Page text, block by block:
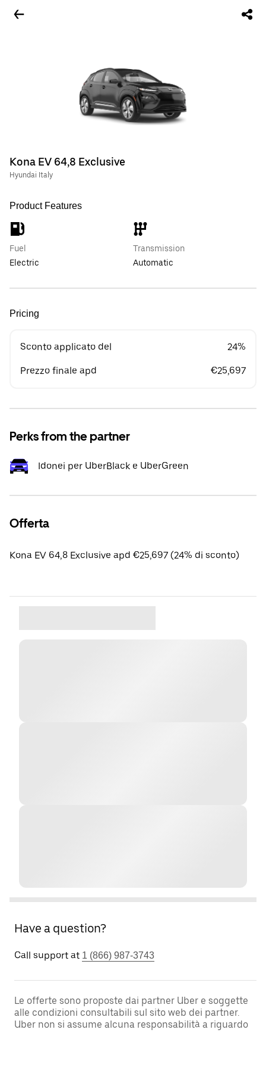
Kona EV 64,8 Exclusive
Hyundai Italy
Product Features
Fuel
Electric
Transmission
Automatic
Pricing
Sconto applicato del 24%
Prezzo finale apd €25,697
Perks from the partner
Idonei per UberBlack e UberGreen
Offerta
Kona EV 64,8 Exclusive apd €25,697 (24% di sconto)
Have a question?
Call support at 1 (866) 987-3743
Le offerte sono proposte dai partner Uber e soggette
alle condizioni consultabili sul sito web dei partner.
Uber non si assume alcuna responsabilità a riguardo